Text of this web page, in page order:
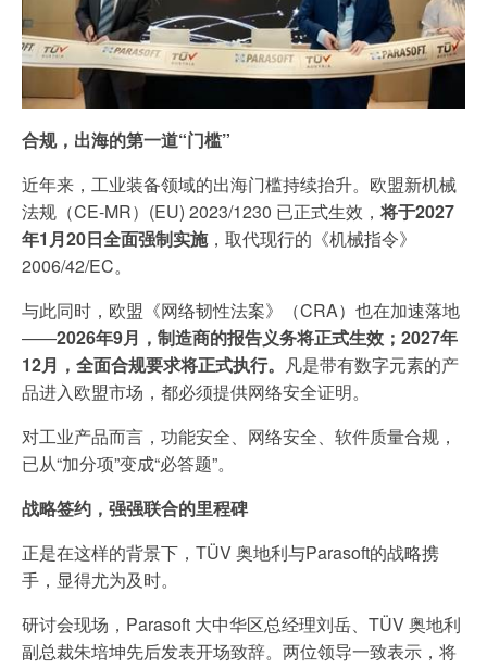
功能安全服务
电子电气服务
农业
贸易 & 商业
可持续发展
通信技术
机械
市政设施
车辆
合规，出海的第一道“门槛”
近年来，工业装备领域的出海门槛持续抬升。欧盟新机械
法规（CE-MR）(EU) 2023/1230 已正式生效，将于2027
年1 月20日全面强制实施，取代现行的《机械指令》
2006/42/EC。
与此同时，欧盟《网络韧性法案》（CRA）也在加速落地
——2026年9月，制造商的报告义务将正式生效； 2027年
12月，全面合规要求将正式执行。 凡是带有数字元素的产
品进入欧盟市场，都必须提供网络安全证明。
对工业产品而言，功能安全、网络安全、软件质量合规，
已从“加分项”变成“必答题”。
战略签约，强强联合的里程碑
正是在这样的背景下，TÜV 奥地利与Parasoft的战略携
手，显得尤为及时。
研讨会现场，Parasoft 大中华区总经理刘岳、TÜV 奥地利
副总裁朱培坤先后发表开场致辞。两位领导一致表示，将